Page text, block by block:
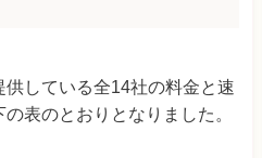
している全14社の料金と速
表のとおりとなりました。